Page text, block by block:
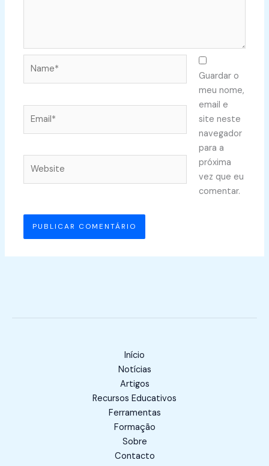
Guardar o
meu nome,
email e
site neste
navegador
para a
próxima
vez que eu
comentar.
Início
Notícias
Artigos
Recursos Educativos
Ferramentas
Formação
Sobre
Contacto